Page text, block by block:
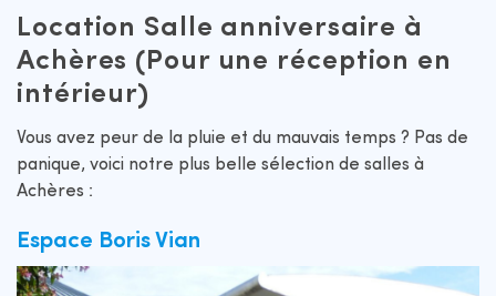
Location Salle anniversaire à
Achères (Pour une réception en
intérieur)
Vous avez peur de la pluie et du mauvais temps ? Pas de
panique, voici notre plus belle sélection de salles à
Achères :
Espace Boris Vian